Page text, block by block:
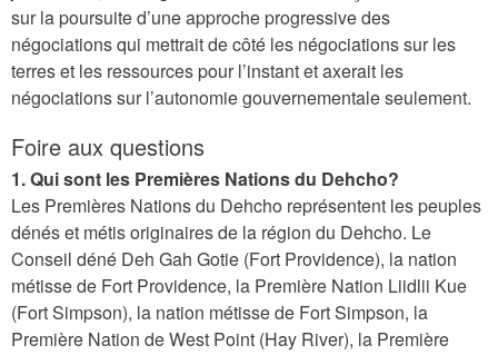
n
s
I
n
t
e
r
i
m
M
sur la poursuite d’une approche progressive des
négociations qui mettrait de côté les négociations sur les
terres et les ressources pour l’instant et axerait les
négociations sur l’autonomie gouvernementale seulement.
Foire aux questions
1. Qui sont les Premières Nations du Dehcho?
Les Premières Nations du Dehcho représentent les peuples
dénés et métis originaires de la région du Dehcho. Le
Conseil déné Deh Gah Gotie (Fort Providence), la nation
métisse de Fort Providence, la Première Nation Liidlii Kue
(Fort Simpson), la nation métisse de Fort Simpson, la
Première Nation de West Point (Hay River), la Première